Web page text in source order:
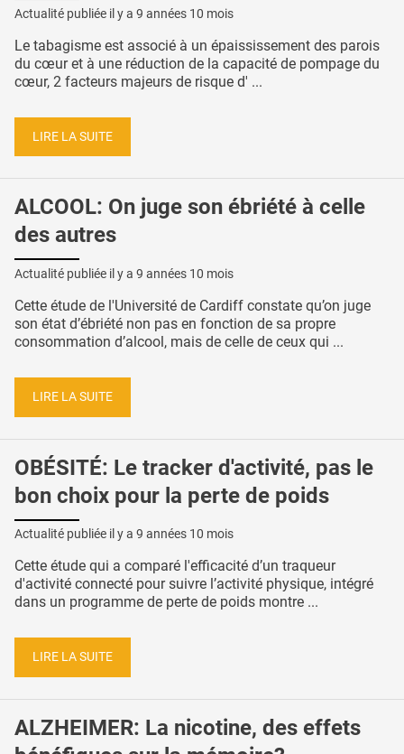
Actualité publiée il y a 9 années 10 mois
Le tabagisme est associé à un épaississement des parois
du cœur et à une réduction de la capacité de pompage du
cœur, 2 facteurs majeurs de risque d' ...
LIRE LA SUITE
ALCOOL: On juge son ébriété à celle
des autres
Actualité publiée il y a 9 années 10 mois
Cette étude de l'Université de Cardiff constate qu’on juge
son état d’ébriété non pas en fonction de sa propre
consommation d’alcool, mais de celle de ceux qui ...
LIRE LA SUITE
OBÉSITÉ: Le tracker d'activité, pas le
bon choix pour la perte de poids
Actualité publiée il y a 9 années 10 mois
Cette étude qui a comparé l'efficacité d’un traqueur
d'activité connecté pour suivre l’activité physique, intégré
dans un programme de perte de poids montre ...
LIRE LA SUITE
ALZHEIMER: La nicotine, des effets